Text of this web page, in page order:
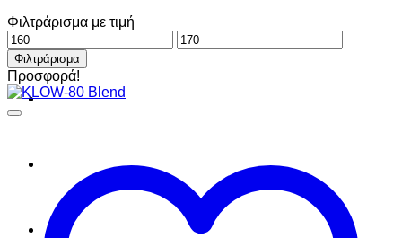
Contact
FAQ
Cart
Φιλτράρισμα με τιμή
Ελάχιστη
τιμή
Μέγιστη
τιμή
Φιλτράρισμα
Προσφορά!